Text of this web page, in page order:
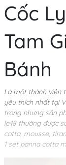
Cốc
Tam
Bánh
Là một thành viên
yêu thích nhất tại
trong nhưng sản
lc48 thường được
cotta, mousse,
1 set panna cotta